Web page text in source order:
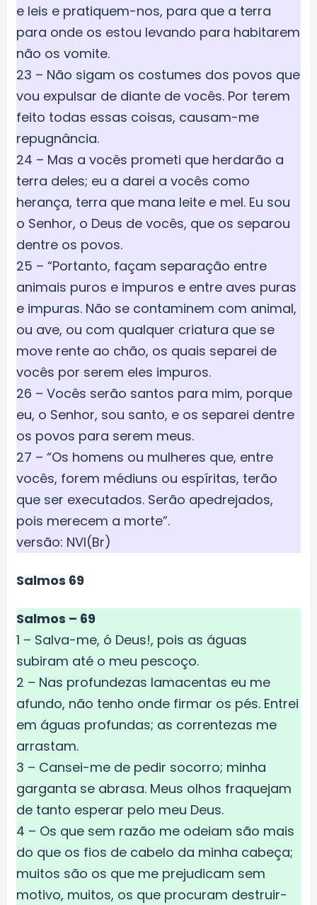
e leis e pratiquem-nos, para que a terra
para onde os estou levando para habitarem
não os vomite.
23 – Não sigam os costumes dos povos que
vou expulsar de diante de vocês. Por terem
feito todas essas coisas, causam-me
repugnância.
24 – Mas a vocês prometi que herdarão a
terra deles; eu a darei a vocês como
herança, terra que mana leite e mel. Eu sou
o Senhor, o Deus de vocês, que os separou
dentre os povos.
25 – “Portanto, façam separação entre
animais puros e impuros e entre aves puras
e impuras. Não se contaminem com animal,
ou ave, ou com qualquer criatura que se
move rente ao chão, os quais separei de
vocês por serem eles impuros.
26 – Vocês serão santos para mim, porque
eu, o Senhor, sou santo, e os separei dentre
os povos para serem meus.
27 – “Os homens ou mulheres que, entre
vocês, forem médiuns ou espíritas, terão
que ser executados. Serão apedrejados,
pois merecem a morte”.
versão: NVI(Br)
Salmos 69
Salmos – 69
1 – Salva-me, ó Deus!, pois as águas
subiram até o meu pescoço.
2 – Nas profundezas lamacentas eu me
afundo, não tenho onde firmar os pés. Entrei
em águas profundas; as correntezas me
arrastam.
3 – Cansei-me de pedir socorro; minha
garganta se abrasa. Meus olhos fraquejam
de tanto esperar pelo meu Deus.
4 – Os que sem razão me odeiam são mais
do que os fios de cabelo da minha cabeça;
muitos são os que me prejudicam sem
motivo, muitos, os que procuram destruir-